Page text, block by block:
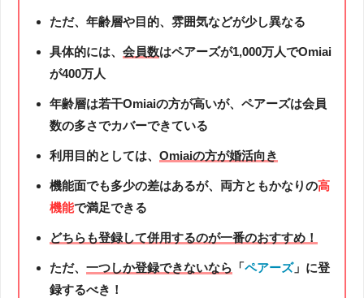
ただ、年齢層や目的、雰囲気などが少し異なる
具体的には、 会員数はペアーズが1,000万人でOmiai
が400万人
年齢層は若干Omiaiの方が高いが、ペアーズは会員
数の多さでカバーできている
利用目的としては、 Omiaiの方が婚活向き
機能面でも多少の差はあるが、両方ともかなりの高
機能で満足できる
どちらも登録して併用するのが一番のおすすめ！
ただ、 一つしか登録できないなら 「ペアーズ」に登
録するべき！